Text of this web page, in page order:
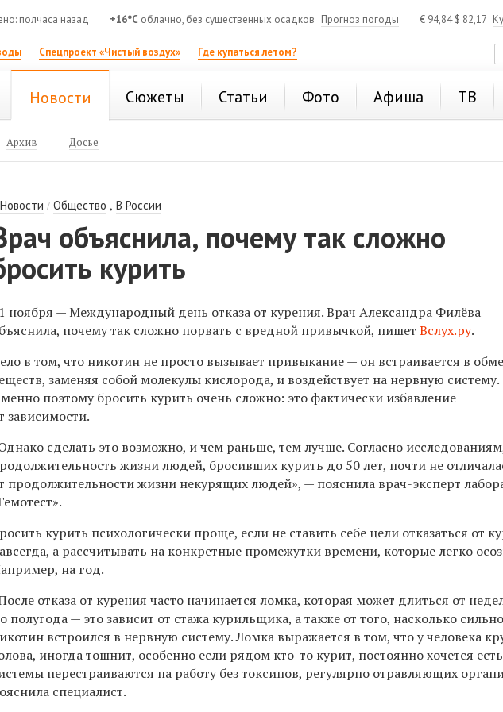
полчаса назад +16°C облачно, без существенных осадков Прогноз погоды € 94,84$ 82,17
Спецпроект «Чистый воздух» Где купаться летом?
Новости Сюжеты Статьи Фото Афиша ТВ
Архив Досье
Новости /Общество ,В России
объяснила, почему так сложно
курить
ноября — Международный день отказа от курения. Врач Александра Филёва
почему так сложно порвать с вредной привычкой, пишетВслух.ру.
в том, что никотин не просто вызывает привыкание — он встраивается в
заменяя собой молекулы кислорода, и воздействует на нервную систему.
поэтому бросить курить очень сложно: это фактически избавление
зависимости.
сделать это возможно, и чем раньше, тем лучше. Согласно
жизни людей, бросивших курить до 50 лет, почти не
продолжительности жизни некурящих людей», — пояснила врач-эксперт
курить психологически проще, если не ставить себе цели отказаться от
а рассчитывать на конкретные промежутки времени, которые легко
на год.
отказа от курения часто начинается ломка, которая может длиться от
полугода — это зависит от стажа курильщика, а также от того, насколько сильно
встроился в нервную систему. Ломка выражается в том, что у человека
иногда тошнит, особенно если рядом кто-то курит, постоянно хочется
перестраиваются на работу без токсинов, регулярно отравляющих
специалист.